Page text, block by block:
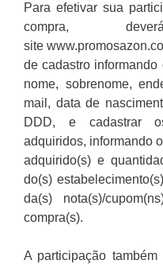
Para efetivar sua
compra,
site
de cadastro
nome, sobrenome,
mail, data de
DDD, e cadastrar
adquiridos, informando
adquirido(s) e
do(s)
da(s) nota(s)/
compra(s).
A participação